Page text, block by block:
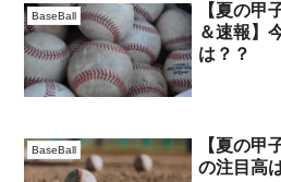
BaseBall
【夏の甲
＆速報】
は？？
BaseBall
【夏の甲
の注目高